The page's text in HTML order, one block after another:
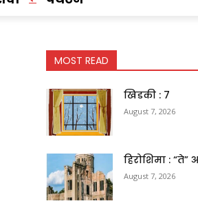
MOST READ
खिडकी : 7
August 7, 2026
हिरोशिमा : “ते”
August 7, 2026